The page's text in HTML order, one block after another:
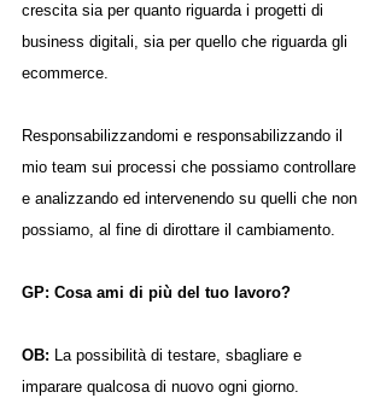
crescita sia per quanto riguarda i progetti di
business digitali, sia per quello che riguarda gli
ecommerce.
Responsabilizzandomi e responsabilizzando il
mio team sui processi che possiamo controllare
e analizzando ed intervenendo su quelli che non
possiamo, al fine di dirottare il cambiamento.
GP: Cosa ami di più del tuo lavoro?
OB: La possibilità di testare, sbagliare e
imparare qualcosa di nuovo ogni giorno.